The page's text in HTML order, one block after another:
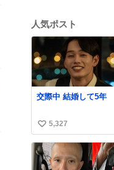
人気ポスト
交際中 結婚して5年
い
い
ね
5,327